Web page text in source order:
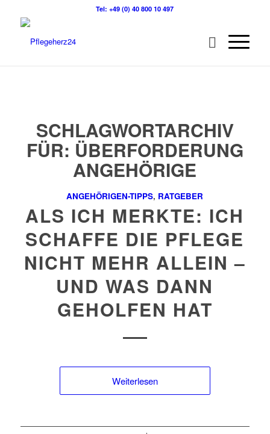
Tel: +49 (0) 40 800 10 497
SCHLAGWORTARCHIV
FÜR: ÜBERFORDERUNG
ANGEHÖRIGE
ANGEHÖRIGEN-TIPPS, RATGEBER
ALS ICH MERKTE: ICH
SCHAFFE DIE PFLEGE
NICHT MEHR ALLEIN –
UND WAS DANN
GEHOLFEN HAT
Weiterlesen